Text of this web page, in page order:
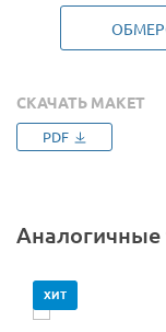
M (44-46)
СКАЧАТЬ МАКЕТ
PDF
Аналогичные
ХИТ